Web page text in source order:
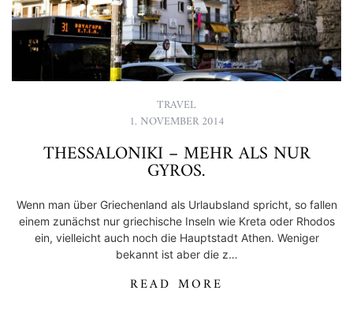
TRAVEL
1. NOVEMBER 2014
THESSALONIKI – MEHR ALS NUR
GYROS.
Wenn man über Griechenland als Urlaubsland spricht, so fallen
einem zunächst nur griechische Inseln wie Kreta oder Rhodos
ein, vielleicht auch noch die Hauptstadt Athen. Weniger
bekannt ist aber die z…
READ MORE